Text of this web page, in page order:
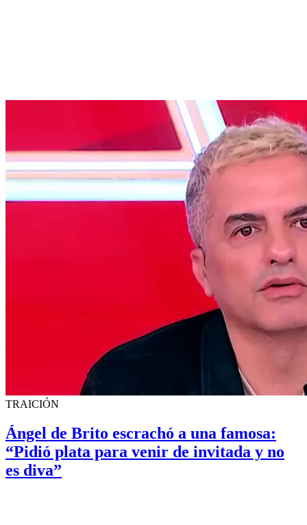
TRAICIÓN
Ángel de Brito escrachó a una famosa:
“Pidió plata para venir de invitada y no
es diva”